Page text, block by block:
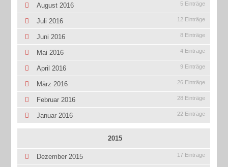
August 2016 5 Einträge
Juli 2016 12 Einträge
Juni 2016 8 Einträge
Mai 2016 4 Einträge
April 2016 9 Einträge
März 2016 26 Einträge
Februar 2016 28 Einträge
Januar 2016 22 Einträge
2015
Dezember 2015 17 Einträge